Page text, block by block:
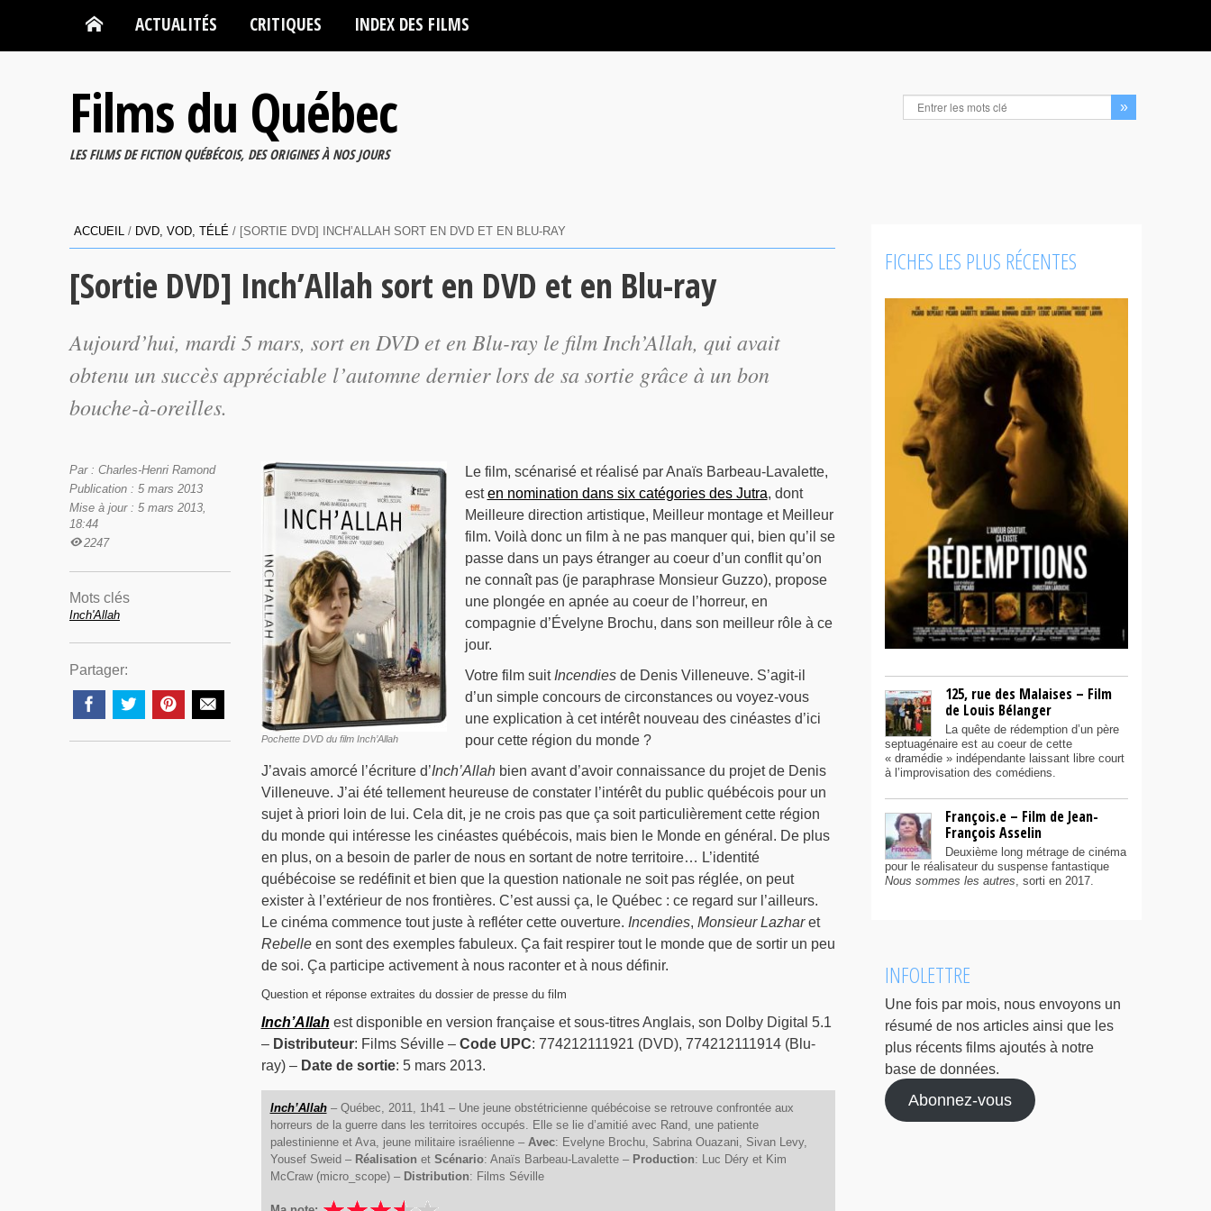
ACTUALITÉS CRITIQUES INDEX DES FILMS
Films du Québec
LES FILMS DE FICTION QUÉBÉCOIS, DES ORIGINES À NOS JOURS
ACCUEIL / DVD, VOD, TÉLÉ / [SORTIE DVD] INCH’ALLAH SORT EN DVD ET EN BLU-RAY
[Sortie DVD] Inch’Allah sort en DVD et en Blu-ray
Aujourd’hui, mardi 5 mars, sort en DVD et en Blu-ray le film Inch’Allah, qui avait
obtenu un succès appréciable l’automne dernier lors de sa sortie grâce à un bon
bouche-à-oreilles.
Pochette DVD du film Inch’Allah
Le film, scénarisé et réalisé par Anaïs Barbeau-Lavalette,
esten nomination dans six catégories des Jutra, dont
Meilleure direction artistique, Meilleur montage et Meilleur
film. Voilà donc un film à ne pas manquer qui, bien qu’il se
passe dans un pays étranger au coeur d’un conflit qu’on
ne connaît pas (je paraphrase Monsieur Guzzo), propose
une plongée en apnée au coeur de l’horreur, en
compagnie d’Évelyne Brochu, dans son meilleur rôle à ce
jour.
Votre film suit Incendiesde Denis Villeneuve. S’agit-il
d’un simple concours de circonstances ou voyez-vous
une explication à cet intérêt nouveau des cinéastes d’ici
pour cette région du monde ?
J’avais amorcé l’écriture d’Inch’Allahbien avant d’avoir connaissance du projet de Denis
Villeneuve. J’ai été tellement heureuse de constater l’intérêt du public québécois pour un
sujet à priori loin de lui. Cela dit, je ne crois pas que ça soit particulièrement cette région
du monde qui intéresse les cinéastes québécois, mais bien le Monde en général. De plus
en plus, on a besoin de parler de nous en sortant de notre territoire… L’identité
québécoise se redéfinit et bien que la question nationale ne soit pas réglée, on peut
exister à l’extérieur de nos frontières. C’est aussi ça, le Québec : ce regard sur l’ailleurs.
Le cinéma commence tout juste à refléter cette ouverture. Incendies, Monsieur Lazharet
Rebelleen sont des exemples fabuleux. Ça fait respirer tout le monde que de sortir un peu
de soi. Ça participe activement à nous raconter et à nous définir.
Question et réponse extraites du dossier de presse du film
Inch’Allah est disponible en version française et sous-titres Anglais, son Dolby Digital 5.1
– Distributeur: Films Séville – Code UPC: 774212111921 (DVD), 774212111914 (Blu-
ray) – Date de sortie: 5 mars 2013.
Inch’Allah– Québec, 2011, 1h41 – Une jeune obstétricienne québécoise se retrouve confrontée aux
horreurs de la guerre dans les territoires occupés. Elle se lie d’amitié avec Rand, une patiente
palestinienne et Ava, jeune militaire israélienne – Avec: Evelyne Brochu, Sabrina Ouazani, Sivan Levy,
Yousef Sweid – Réalisation et Scénario: Anaïs Barbeau-Lavalette – Production: Luc Déry et Kim
McCraw (micro_scope) – Distribution: Films Séville
Par : Charles-Henri Ramond
Publication : 5 mars 2013
Mise à jour : 5 mars 2013,
18:44
2247
Mots clés
Inch'Allah
Partager:
FICHES LES PLUS RÉCENTES
125, rue des Malaises – Film
de Louis Bélanger
La quête de rédemption d’un père
septuagénaire est au coeur de cette
« dramédie » indépendante laissant libre court
à l’improvisation des comédiens.
François.e – Film de Jean-
François Asselin
Deuxième long métrage de cinéma
pour le réalisateur du suspense fantastique
Nous sommes les autres, sorti en 2017.
INFOLETTRE
Une fois par mois, nous envoyons un
résumé de nos articles ainsi que les
plus récents films ajoutés à notre
base de données.
Abonnez-vous